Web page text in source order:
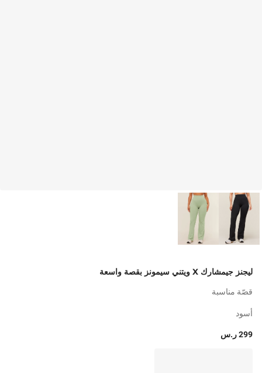
ليجنز جيمشارك X ويتني سيمونز بقصة واسعة
قصّة مناسبة
أسود
299 ر.س